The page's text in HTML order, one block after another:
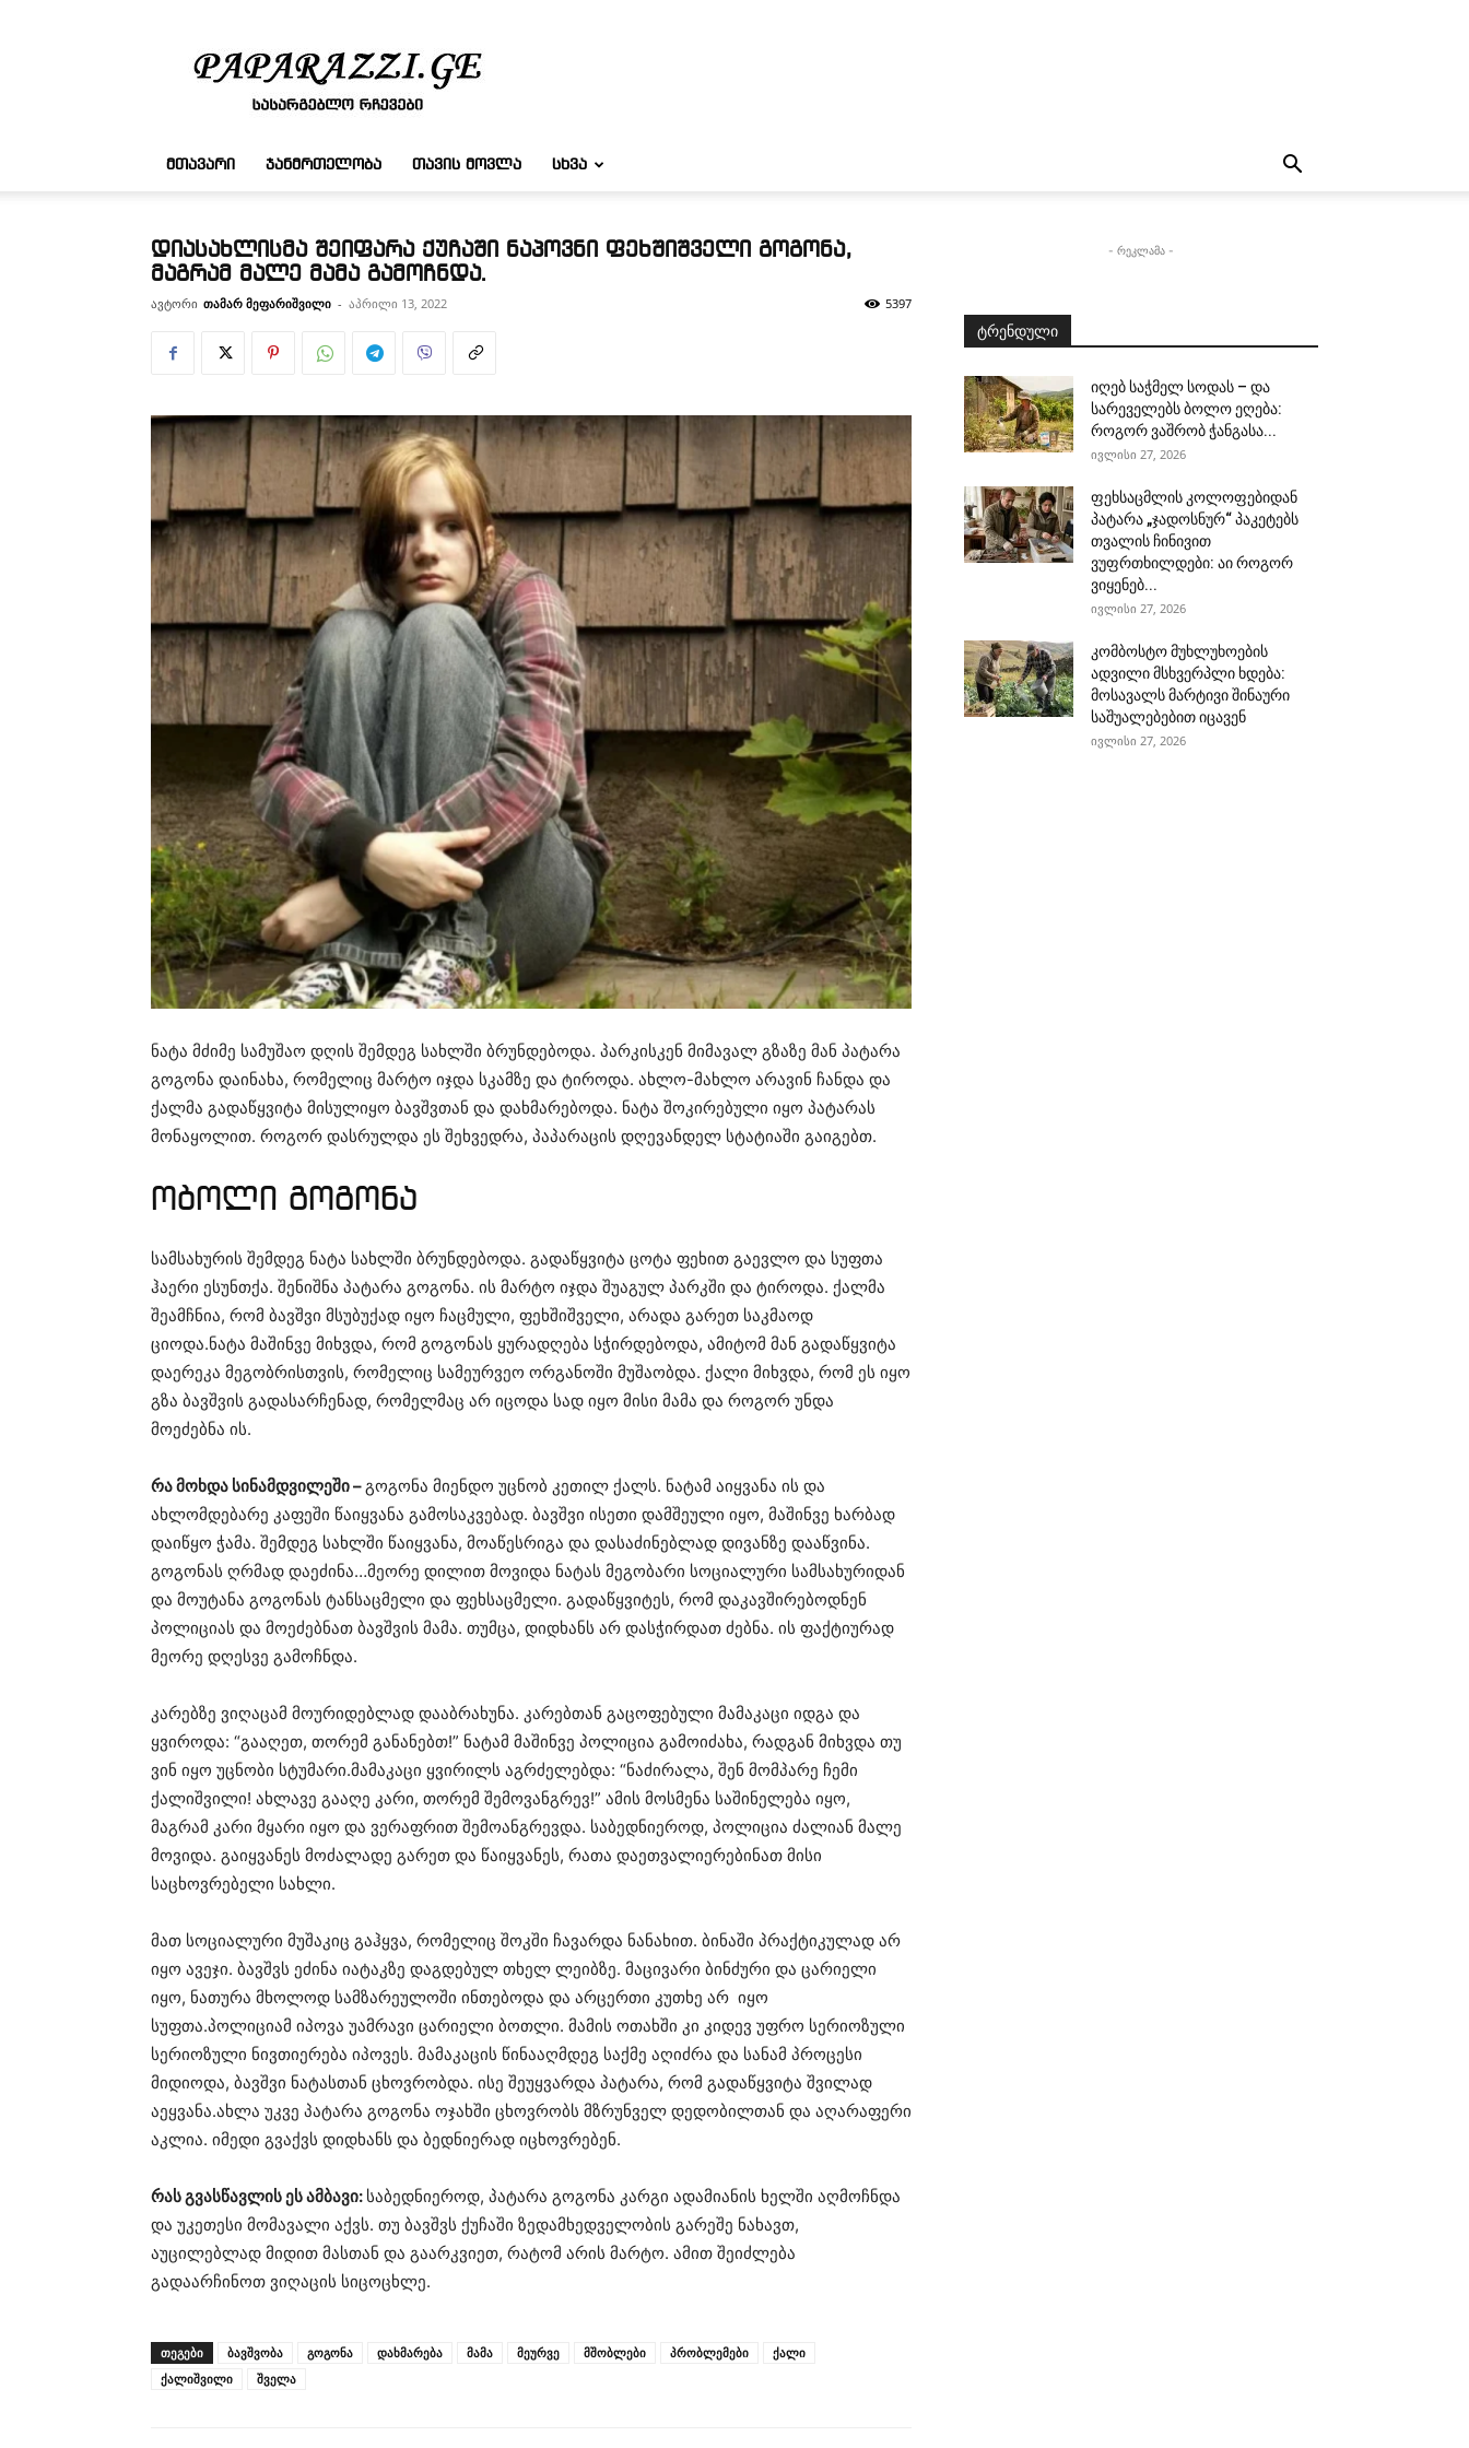
რჩევები
ᲛᲗᲐᲕᲐᲠᲘ ᲯᲐᲜᲛᲠᲗᲔᲚᲝᲑᲐ ᲗᲐᲕᲘᲡ ᲛᲝᲕᲚᲐ ᲡᲮᲕᲐ
დიასახლისმა შეიფარა ქუჩაში ნაპოვნი ფეხშიშველი გოგონა,
მაგრამ მალე მამა გამოჩნდა.
ავტორი თამარ მეფარიშვილი - აპრილი 13, 2022 5397
ნატა მძიმე სამუშაო დღის შემდეგ სახლში ბრუნდებოდა. პარკისკენ მიმავალ გზაზე მან პატარა
გოგონა დაინახა, რომელიც მარტო იჯდა სკამზე და ტიროდა. ახლო-მახლო არავინ ჩანდა და
ქალმა გადაწყვიტა მისულიყო ბავშვთან და დახმარებოდა. ნატა შოკირებული იყო პატარას
მონაყოლით. როგორ დასრულდა ეს შეხვედრა, პაპარაცის დღევანდელ სტატიაში გაიგებთ.
ობოლი გოგონა
სამსახურის შემდეგ ნატა სახლში ბრუნდებოდა. გადაწყვიტა ცოტა ფეხით გაევლო და სუფთა
ჰაერი ესუნთქა. შენიშნა პატარა გოგონა. ის მარტო იჯდა შუაგულ პარკში და ტიროდა. ქალმა
შეამჩნია, რომ ბავშვი მსუბუქად იყო ჩაცმული, ფეხშიშველი, არადა გარეთ საკმაოდ
ციოდა.ნატა მაშინვე მიხვდა, რომ გოგონას ყურადღება სჭირდებოდა, ამიტომ მან გადაწყვიტა
დაერეკა მეგობრისთვის, რომელიც სამეურვეო ორგანოში მუშაობდა. ქალი მიხვდა, რომ ეს იყო
გზა ბავშვის გადასარჩენად, რომელმაც არ იცოდა სად იყო მისი მამა და როგორ უნდა
მოეძებნა ის.
რა მოხდა სინამდვილეში –გოგონა მიენდო უცნობ კეთილ ქალს. ნატამ აიყვანა ის და
ახლომდებარე კაფეში წაიყვანა გამოსაკვებად. ბავშვი ისეთი დამშეული იყო, მაშინვე ხარბად
დაიწყო ჭამა. შემდეგ სახლში წაიყვანა, მოაწესრიგა და დასაძინებლად დივანზე დააწვინა.
გოგონას ღრმად დაეძინა…მეორე დილით მოვიდა ნატას მეგობარი სოციალური სამსახურიდან
და მოუტანა გოგონას ტანსაცმელი და ფეხსაცმელი. გადაწყვიტეს, რომ დაკავშირებოდნენ
პოლიციას და მოეძებნათ ბავშვის მამა. თუმცა, დიდხანს არ დასჭირდათ ძებნა. ის ფაქტიურად
მეორე დღესვე გამოჩნდა.
კარებზე ვიღაცამ მოურიდებლად დააბრახუნა. კარებთან გაცოფებული მამაკაცი იდგა და
ყვიროდა: “გააღეთ, თორემ განანებთ!” ნატამ მაშინვე პოლიცია გამოიძახა, რადგან მიხვდა თუ
ვინ იყო უცნობი სტუმარი.მამაკაცი ყვირილს აგრძელებდა: “ნაძირალა, შენ მომპარე ჩემი
ქალიშვილი! ახლავე გააღე კარი, თორემ შემოვანგრევ!” ამის მოსმენა საშინელება იყო,
მაგრამ კარი მყარი იყო და ვერაფრით შემოანგრევდა. საბედნიეროდ, პოლიცია ძალიან მალე
მოვიდა. გაიყვანეს მოძალადე გარეთ და წაიყვანეს, რათა დაეთვალიერებინათ მისი
საცხოვრებელი სახლი.
მათ სოციალური მუშაკიც გაჰყვა, რომელიც შოკში ჩავარდა ნანახით. ბინაში პრაქტიკულად არ
იყო ავეჯი. ბავშვს ეძინა იატაკზე დაგდებულ თხელ ლეიბზე. მაცივარი ბინძური და ცარიელი
იყო, ნათურა მხოლოდ სამზარეულოში ინთებოდა და არცერთი კუთხე არ იყო
სუფთა.პოლიციამ იპოვა უამრავი ცარიელი ბოთლი. მამის ოთახში კი კიდევ უფრო სერიოზული
სერიოზული ნივთიერება იპოვეს. მამაკაცის წინააღმდეგ საქმე აღიძრა და სანამ პროცესი
მიდიოდა, ბავშვი ნატასთან ცხოვრობდა. ისე შეუყვარდა პატარა, რომ გადაწყვიტა შვილად
აეყვანა.ახლა უკვე პატარა გოგონა ოჯახში ცხოვრობს მზრუნველ დედობილთან და აღარაფერი
აკლია. იმედი გვაქვს დიდხანს და ბედნიერად იცხოვრებენ.
რას გვასწავლის ეს ამბავი: საბედნიეროდ, პატარა გოგონა კარგი ადამიანის ხელში აღმოჩნდა
და უკეთესი მომავალი აქვს. თუ ბავშვს ქუჩაში ზედამხედველობის გარეშე ნახავთ,
აუცილებლად მიდით მასთან და გაარკვიეთ, რატომ არის მარტო. ამით შეიძლება
გადაარჩინოთ ვიღაცის სიცოცხლე.
ᲗᲔᲒᲔᲑᲘ ბავშვობა გოგონა დახმარება მამა მეურვე მშობლები პრობლემები
ქალი
ქალიშვილი
შველა
- რეკლამა -
ტრენდული
იღებ საჭმელ სოდას – და
სარეველებს ბოლო ეღება:
როგორ ვაშრობ ჭანგასა...
ივლისი 27, 2026
ფეხსაცმლის კოლოფებიდან
პატარა „ჯადოსნურ“ პაკეტებს
თვალის ჩინივით
ვუფრთხილდები: აი როგორ
ვიყენებ...
ივლისი 27, 2026
კომბოსტო მუხლუხოების
ადვილი მსხვერპლი ხდება:
მოსავალს მარტივი შინაური
საშუალებებით იცავენ
ივლისი 27, 2026